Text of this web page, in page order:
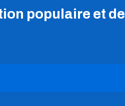
populaire et de